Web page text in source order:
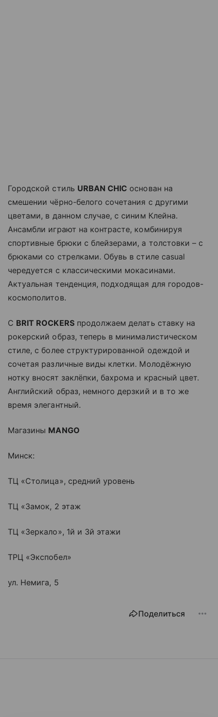
Городской стиль URBAN CHIC основан на
смешении чёрно-белого сочетания с другими
цветами, в данном случае, с синим Клейна.
Ансамбли играют на контрасте, комбинируя
спортивные брюки с блейзерами, а толстовки – с
брюками со стрелками. Обувь в стиле casual
чередуется с классическими мокасинами.
Актуальная тенденция, подходящая для городов-
космополитов.
С BRIT ROCKERSпродолжаем делать ставку на
рокерский образ, теперь в минималистическом
стиле, с более структурированной одеждой и
сочетая различные виды клетки. Молодёжную
нотку вносят заклёпки, бахрома и красный цвет.
Английский образ, немного дерзкий и в то же
время элегантный.
Магазины MANGO
Минск:
ТЦ «Столица», средний уровень
ТЦ «Замок, 2 этаж
ТЦ «Зеркало», 1й и 3й этажи
ТРЦ «Экспобел»
ул. Немига, 5
Поделиться